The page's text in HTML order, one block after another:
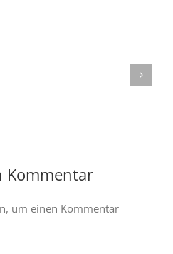
begeistert
Publikum
Kommentar
um einen Kommentar